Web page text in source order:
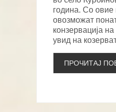
година. Со овие
овозможат
конзервација
увид на
ПРОЧИТАЈ